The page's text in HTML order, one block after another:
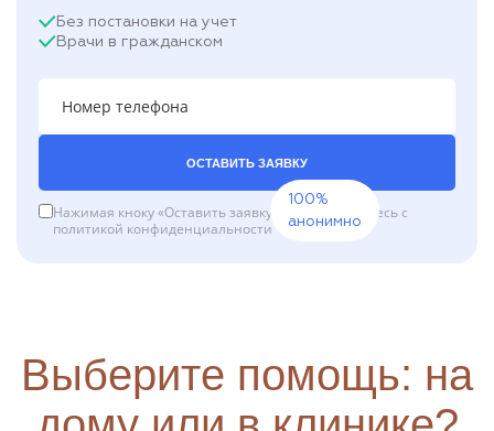
Без постановки на учет
Врачи в гражданском
ОСТАВИТЬ ЗАЯВКУ
Нажимая кноку «Оставить заявку», вы соглашаетесь с
политикой конфиденциальности
100%
анонимно
Выберите помощь: на